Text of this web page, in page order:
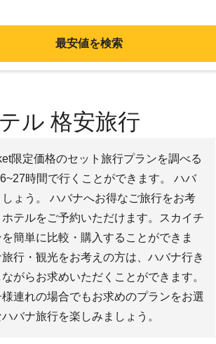
最安値を検索
ル 格安旅行
限定価格のセット旅行プランを調べる
時間で行くことができます。 ハバ
ょう。 ハバナへお得なご旅行をお考
テルをご予約いただけます。スカイチ
簡単に比較・購入することができま
行・観光をお考えの方は、ハバナ行き
がらお求めいただくことができます。
連れの場合でもお求めのプランをお選
バナ旅行を楽しみましょう。